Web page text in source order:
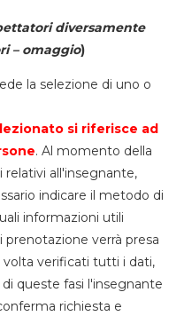
diversamente
– omaggio)
la selezione di uno o
si riferisce ad
. Al momento della
all'insegnante,
indicare il metodo di
informazioni utili
prenotazione verrà presa
volta verificati tutti i dati,
queste fasi l'insegnante
richiesta e